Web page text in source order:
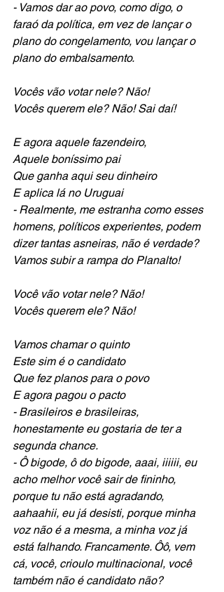
- Vamos dar ao povo, como digo, o
faraó da política, em vez de lançar o
plano do congelamento, vou lançar o
plano do embalsamento.
Vocês vão votar nele? Não!
Vocês querem ele? Não! Sai daí!
E agora aquele fazendeiro,
Aquele boníssimo pai
Que ganha aqui seu dinheiro
E aplica lá no Uruguai
- Realmente, me estranha como esses
homens, políticos experientes, podem
dizer tantas asneiras, não é verdade?
Vamos subir a rampa do Planalto!
Você vão votar nele? Não!
Vocês querem ele? Não!
Vamos chamar o quinto
Este sim é o candidato
Que fez planos para o povo
E agora pagou o pacto
- Brasileiros e brasileiras,
honestamente eu gostaria de ter a
segunda chance.
- Ô bigode, ô do bigode, aaai, iiiiii, eu
acho melhor você sair de fininho,
porque tu não está agradando,
aahaahii, eu já desisti, porque minha
voz não é a mesma, a minha voz já
está falhando. Francamente. Ôô, vem
cá, você, crioulo multinacional, você
também não é candidato não?